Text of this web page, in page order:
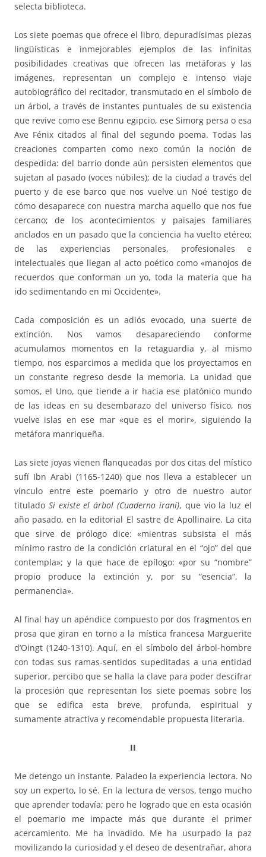
selecta biblioteca.
Los siete poemas que ofrece el libro, depuradísimas piezas
lingüísticas e inmejorables ejemplos de las infinitas
posibilidades creativas que ofrecen las metáforas y las
imágenes, representan un complejo e intenso viaje
autobiográfico del recitador, transmutado en el símbolo de
un árbol, a través de instantes puntuales de su existencia
que revive como ese Bennu egipcio, ese Simorg persa o esa
Ave Fénix citados al final del segundo poema. Todas las
creaciones comparten como nexo común la noción de
despedida: del barrio donde aún persisten elementos que
sujetan al pasado (voces núbiles); de la ciudad a través del
puerto y de ese barco que nos vuelve un Noé testigo de
cómo desaparece con nuestra marcha aquello que nos fue
cercano; de los acontecimientos y paisajes familiares
anclados en un pasado que la conciencia ha vuelto etéreo;
de las experiencias personales, profesionales e
intelectuales que llegan al acto poético como «manojos de
recuerdos que conforman un yo, toda la materia que ha
ido sedimentando en mi Occidente».
Cada composición es un adiós evocado, una suerte de
extinción. Nos vamos desapareciendo conforme
acumulamos momentos en la retaguardia y, al mismo
tiempo, nos esparcimos a medida que los proyectamos en
un constante regreso desde la memoria. La unidad que
somos, el Uno, que tiende a ir hacia ese platónico mundo
de las ideas en su desembarazo del universo físico, nos
vuelve islas en ese mar «que es el morir», siguiendo la
metáfora manriqueña.
Las siete joyas vienen flanqueadas por dos citas del místico
sufí Ibn Arabi (1165-1240) que nos lleva a establecer un
vínculo entre este poemario y otro de nuestro autor
titulado Si existe el árbol (Cuaderno iraní), que vio la luz el
año pasado, en la editorial El sastre de Apollinaire. La cita
que sirve de prólogo dice: «mientras subsista el más
mínimo rastro de la condición criatural en el “ojo” del que
contempla»; y la que hace de epílogo: «por su “nombre”
propio produce la extinción y, por su “esencia”, la
permanencia».
Al final hay un apéndice compuesto por dos fragmentos en
prosa que giran en torno a la mística francesa Marguerite
d’Oingt (1240-1310). Aquí, en el símbolo del árbol-hombre
con todas sus ramas-sentidos supeditadas a una entidad
superior, percibo que se halla la clave para poder descifrar
la procesión que representan los siete poemas sobre los
que se edifica esta breve, profunda, espiritual y
sumamente atractiva y recomendable propuesta literaria.
II
Me detengo un instante. Paladeo la experiencia lectora. No
soy un experto, lo sé. En la lectura de versos, tengo mucho
que aprender todavía; pero he logrado que en esta ocasión
el poemario me impacte más que durante el primer
acercamiento. Me ha invadido. Me ha usurpado la paz
movilizando la curiosidad y el deseo de desentrañar, ahora